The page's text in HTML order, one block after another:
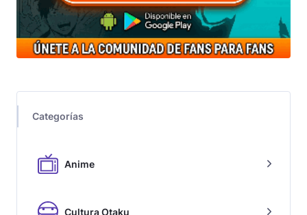
Categorías
Anime
Cultura Otaku